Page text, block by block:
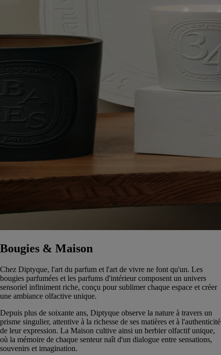
Bougies & Maison
Chez Diptyque, l'art du parfum et l'art de vivre ne font qu'un. Les
bougies parfumées et les parfums d'intérieur composent un univers
sensoriel infiniment riche, conçu pour sublimer chaque espace et créer
une ambiance olfactive unique.
Depuis plus de soixante ans, Diptyque observe la nature à travers un
prisme singulier, attentive à la richesse de ses matières et à l'authenticité
de leur expression. La Maison cultive ainsi un herbier olfactif unique,
où la mémoire de chaque senteur naît d'un dialogue entre sensations,
souvenirs et imagination.